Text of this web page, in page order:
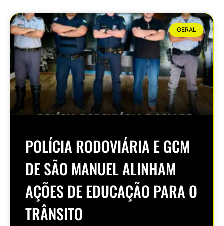
GERAL
POLÍCIA RODOVIÁRIA E GCM
DE SÃO MANUEL ALINHAM
AÇÕES DE EDUCAÇÃO PARA O
TRÂNSITO